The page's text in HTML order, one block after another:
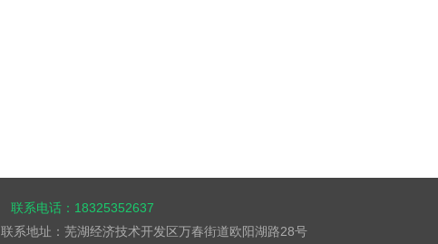
联系电话：18325352637
系地址：芜湖经济技术开发区万春街道欧阳湖路28号